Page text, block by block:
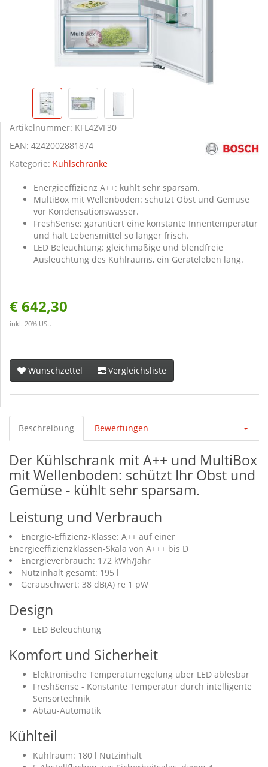
Artikelnummer: KFL42VF30
EAN: 4242002881874
Kategorie: Kühlschränke
Energieeffizienz A++: kühlt sehr sparsam.
MultiBox mit Wellenboden: schützt Obst und Gemüse
vor Kondensationswasser.
FreshSense: garantiert eine konstante Innentemperatur
und hält Lebensmittel so länger frisch.
LED Beleuchtung: gleichmäßige und blendfreie
Ausleuchtung des Kühlraums, ein Geräteleben lang.
€ 642,30
inkl. 20% USt.
Wunschzettel Vergleichsliste
Beschreibung Bewertungen
Der Kühlschrank mit A++ und MultiBox
mit Wellenboden: schützt Ihr Obst und
Gemüse - kühlt sehr sparsam.
Leistung und Verbrauch
Energie-Effizienz-Klasse: A++ auf einer
Energieeffizienzklassen-Skala von A+++ bis D
Energieverbrauch: 172 kWh/Jahr
Nutzinhalt gesamt: 195 l
Geräuschwert: 38 dB(A) re 1 pW
Design
LED Beleuchtung
Komfort und Sicherheit
Elektronische Temperaturregelung über LED ablesbar
FreshSense - Konstante Temperatur durch intelligente
Sensortechnik
Abtau-Automatik
Kühlteil
Kühlraum: 180 l Nutzinhalt